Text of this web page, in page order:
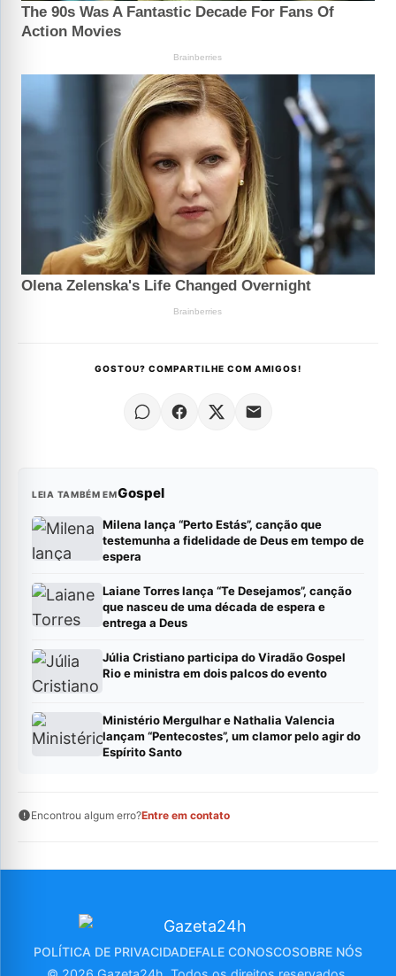
GOSTOU? COMPARTILHE COM AMIGOS!
LEIA TAMBÉM EMGospel
Milena lança “Perto Estás”, canção que
testemunha a fidelidade de Deus em tempo de
espera
Laiane Torres lança “Te Desejamos”, canção
que nasceu de uma década de espera e
entrega a Deus
Júlia Cristiano participa do Viradão Gospel
Rio e ministra em dois palcos do evento
Ministério Mergulhar e Nathalia Valencia
lançam “Pentecostes”, um clamor pelo agir do
Espírito Santo
Encontrou algum erro?Entre em contato
POLÍTICA DE PRIVACIDADEFALE CONOSCOSOBRE NÓS